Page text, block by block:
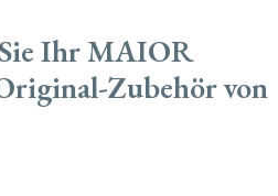
Ihr MAIOR
Zubehör von